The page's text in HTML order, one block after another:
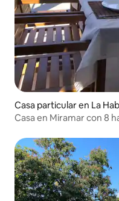
Casa particular en La
Casa en Miramar con 8